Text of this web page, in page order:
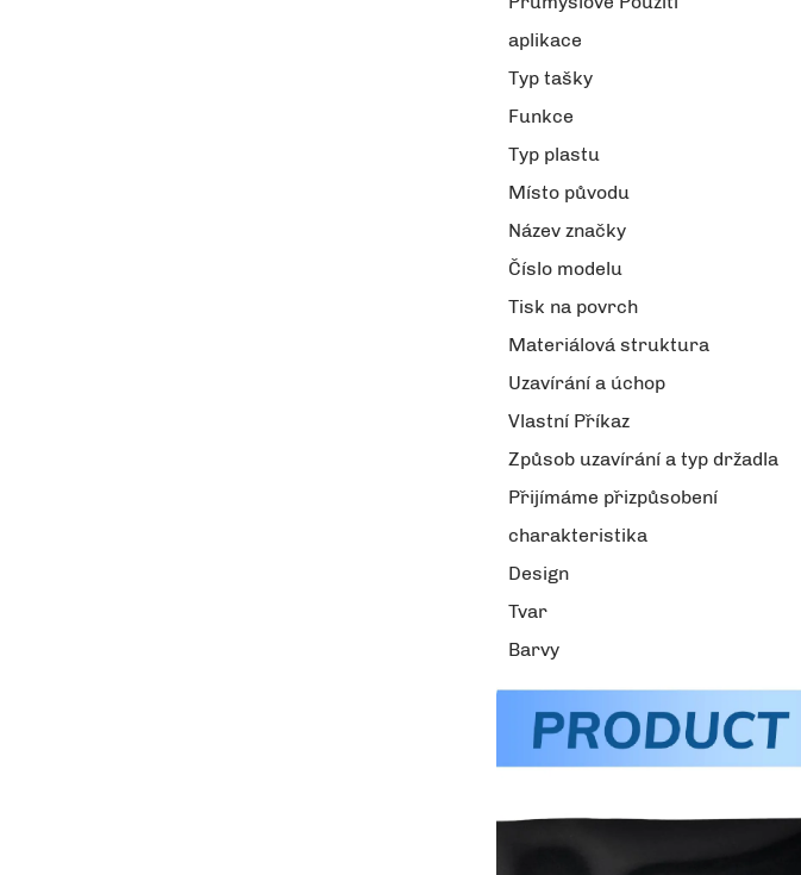
aplikace
Typ tašky
Funkce
Typ plastu
Místo původu
Název značky
Číslo modelu
Tisk na povrch
Materiálová struktura
Uzavírání a úchop
Vlastní Příkaz
Způsob uzavírání a typ držadla
Přijímáme přizpůsobení
charakteristika
Design
Tvar
Barvy